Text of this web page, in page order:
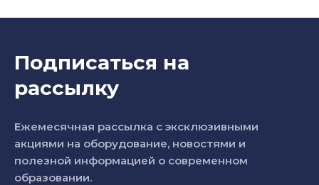
Подписаться на
рассылку
Ежемесячная рассылка с эксклюзивными
акциями на оборудование, новостями и
полезной информацией о современном
образовании.